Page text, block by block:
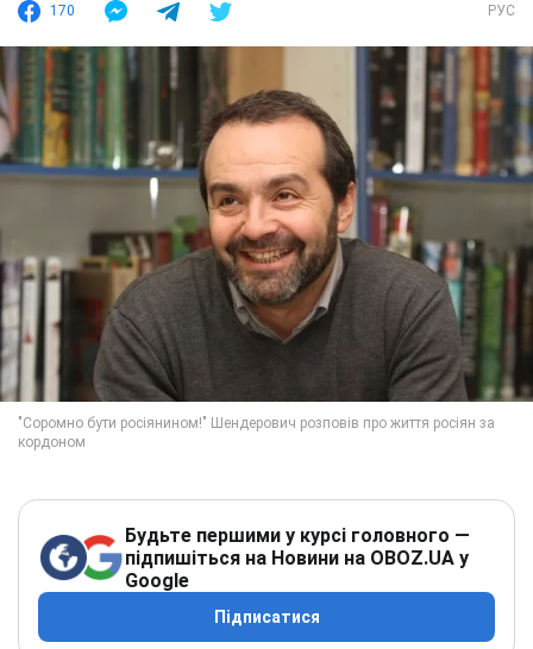
170 РУС
Будьте першими у курсі головного —
підпишіться на Новини на OBOZ.UA у
Google
Підписатися